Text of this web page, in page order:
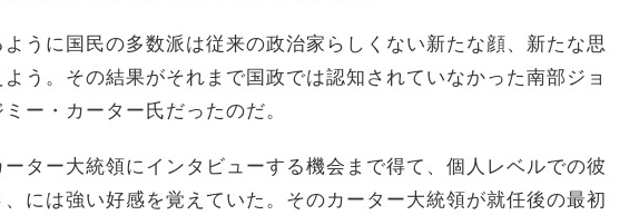
うに国民の多数派は従来の政治家らしくない新たな顔、新たな思
う。その結果がそれまで国政では認知されていなかった南部ジョ
ー・カーター氏だったのだ。
ター大統領にインタビューする機会まで得て、個人レベルでの彼
には強い好感を覚えていた。そのカーター大統領が就任後の最初